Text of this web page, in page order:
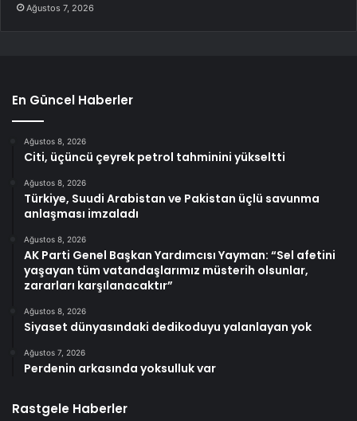
Ağustos 7, 2026
En Güncel Haberler
Ağustos 8, 2026
Citi, üçüncü çeyrek petrol tahminini yükseltti
Ağustos 8, 2026
Türkiye, Suudi Arabistan ve Pakistan üçlü savunma
anlaşması imzaladı
Ağustos 8, 2026
AK Parti Genel Başkan Yardımcısı Yayman: “Sel afetini
yaşayan tüm vatandaşlarımız müsterih olsunlar,
zararları karşılanacaktır”
Ağustos 8, 2026
Siyaset dünyasındaki dedikoduyu yalanlayan yok
Ağustos 7, 2026
Perdenin arkasında yoksulluk var
Rastgele Haberler